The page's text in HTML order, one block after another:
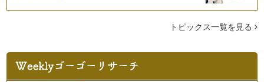
トピックス一覧を見る